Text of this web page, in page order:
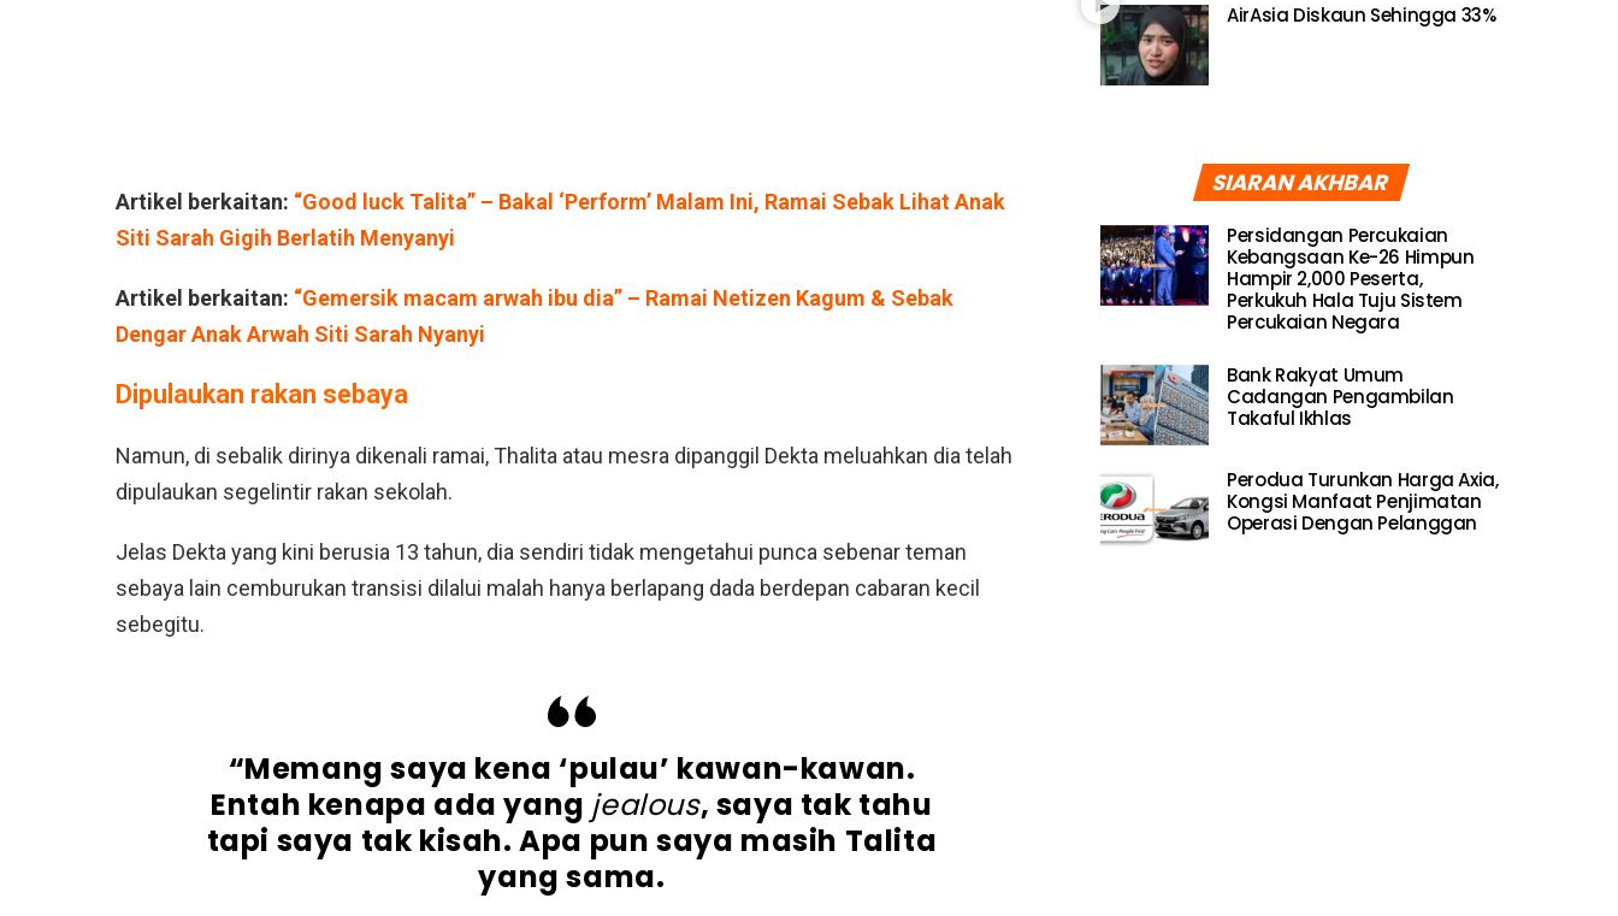
Artikel berkaitan: “Good luck Talita” – Bakal ‘Perform’ Malam Ini, Ramai Sebak Lihat Anak
Siti Sarah Gigih Berlatih Menyanyi
Artikel berkaitan: “Gemersik macam arwah ibu dia” – Ramai Netizen Kagum & Sebak
Dengar Anak Arwah Siti Sarah Nyanyi
Dipulaukan rakan sebaya
Namun, di sebalik dirinya dikenali ramai, Thalita atau mesra dipanggil Dekta meluahkan dia telah
dipulaukan segelintir rakan sekolah.
Jelas Dekta yang kini berusia 13 tahun, dia sendiri tidak mengetahui punca sebenar teman
sebaya lain cemburukan transisi dilalui malah hanya berlapang dada berdepan cabaran kecil
sebegitu.
“Memang saya kena ‘pulau’ kawan-kawan.
Entah kenapa ada yang jealous, saya tak tahu
tapi saya tak kisah. Apa pun saya masih Talita
yang sama.
AirAsia Diskaun Sehingga 33%
SIARAN AKHBAR
Persidangan Percukaian
Kebangsaan Ke-26 Himpun
Hampir 2,000 Peserta,
Perkukuh Hala Tuju Sistem
Percukaian Negara
Bank Rakyat Umum
Cadangan Pengambilan
Takaful Ikhlas
Perodua Turunkan Harga Axia,
Kongsi Manfaat Penjimatan
Operasi Dengan Pelanggan